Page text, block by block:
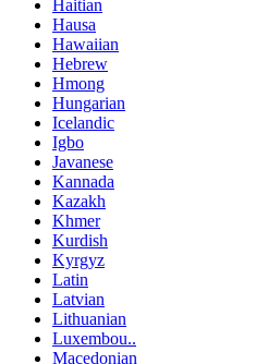
Haitian
Hausa
Hawaiian
Hebrew
Hmong
Hungarian
Icelandic
Igbo
Javanese
Kannada
Kazakh
Khmer
Kurdish
Kyrgyz
Latin
Latvian
Lithuanian
Luxembou..
Macedonian